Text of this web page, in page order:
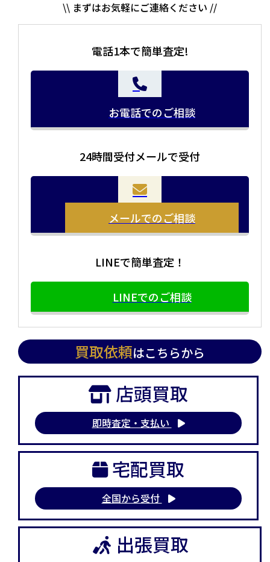
お品物をつめて送るだけで査定が可能です。時間が無い
方や、荷物が多い方へオススメです。
当店の査定員がご自宅に伺いその場で査定を致します。
まとめて売りたい！価値がわからなく売れるかわからな
電話1本で簡単査定!
お電話でのご相談
24時間受付メールで受付
メールでのご相談
LINEで簡単査定！
LINEでのご相談
買取依頼はこちらから
店頭買取
即時査定・支払い
宅配買取
全国から受付
出張買取